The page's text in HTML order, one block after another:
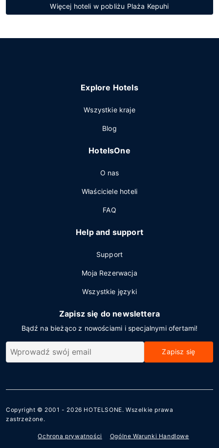
Więcej hoteli w pobliżu Plaża Kepuhi
Explore Hotels
Wszystkie kraje
Blog
HotelsOne
O nas
Właściciele hoteli
FAQ
Help and support
Support
Moja Rezerwacja
Wszystkie języki
Zapisz się do newslettera
Bądź na bieżąco z nowościami i specjalnymi ofertami!
Zapisz się
Copyright © 2001 - 2026 HOTELSONE. Wszelkie prawa
zastrzeżone.
Ochrona prywatności Ogólne Warunki Handlowe